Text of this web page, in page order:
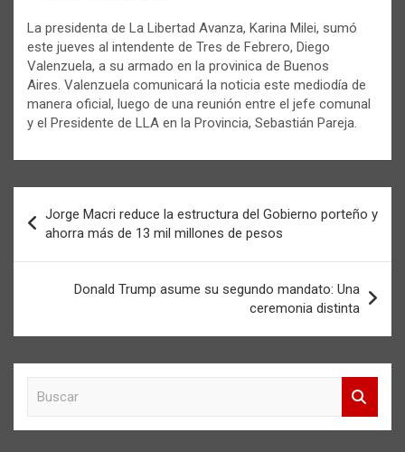
La presidenta de La Libertad Avanza, Karina Milei, sumó
este jueves al intendente de Tres de Febrero, Diego
Valenzuela, a su armado en la provinica de Buenos
Aires. Valenzuela comunicará la noticia este mediodía de
manera oficial, luego de una reunión entre el jefe comunal
y el Presidente de LLA en la Provincia, Sebastián Pareja.
de
entradas
Jorge Macri reduce la estructura del Gobierno porteño y
ahorra más de 13 mil millones de pesos
Donald Trump asume su segundo mandato: Una
ceremonia distinta